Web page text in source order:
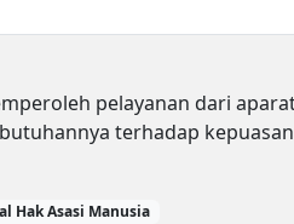
pelayanan dari
terhadap kepuasan
Hak Asasi Manusia